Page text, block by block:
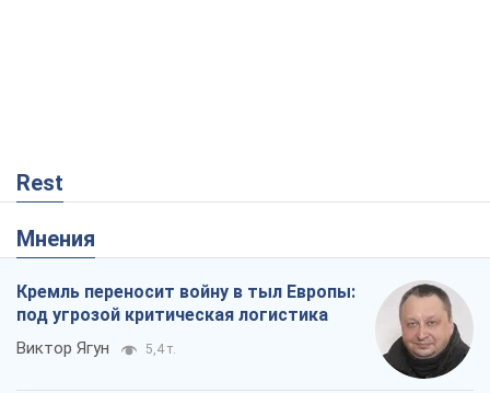
Rest
Мнения
Кремль переносит войну в тыл Европы:
под угрозой критическая логистика
Виктор Ягун 5,4 т.